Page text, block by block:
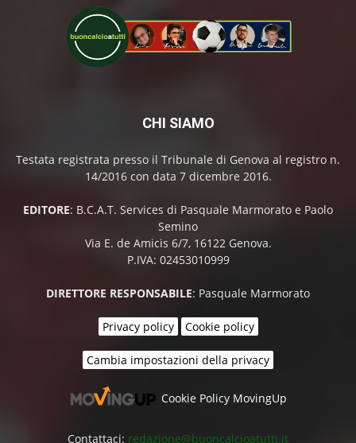
CHI SIAMO
Testata registrata presso il Tribunale di Genova al registro n.
14/2016 con data 7 dicembre 2016.
EDITORE: B.C.A.T. Services di Pasquale Marmorato e Paolo
Semino
Via E. de Amicis 6/7, 16122 Genova.
P.IVA: 02453010999
DIRETTORE RESPONSABILE: Pasquale Marmorato
Privacy policy Cookie policy
Cambia impostazioni della privacy
Cookie Policy MovingUp
Contattaci: redazione@buoncalcioatutti.it